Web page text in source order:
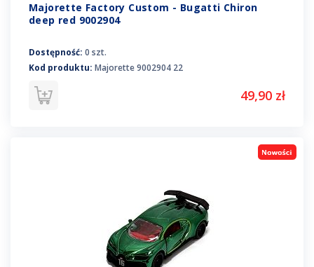
Majorette Factory Custom - Bugatti Chiron
deep red 9002904
Dostępność: 0 szt.
Kod produktu: Majorette 9002904 22
49,90 zł